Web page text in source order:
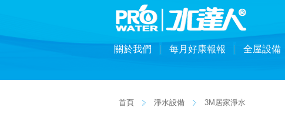
關於我們 每月好康報報 全屋設備
首頁 淨水設備 3M居家淨水